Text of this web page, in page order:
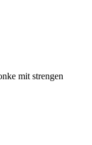
mit strengen